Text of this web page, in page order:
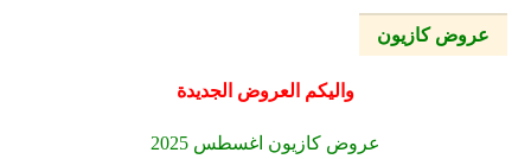
عروض كازيون
واليكم العروض الجديدة
عروض كازيون اغسطس 2025